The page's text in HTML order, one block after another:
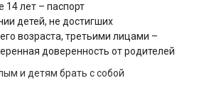
14 лет – паспорт
детей, не достигших
возраста, третьими лицами –
доверенность от родителей
и детям брать с собой